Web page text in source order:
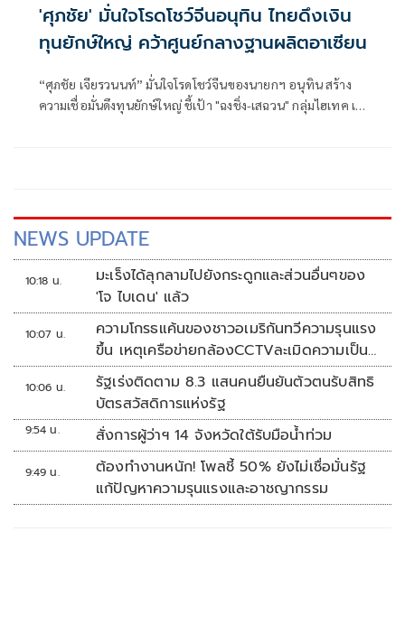
'ศุภชัย' มั่นใจโรดโชว์จีนอนุทิน ไทยดึงเงิน
ทุนยักษ์ใหญ่ คว้าศูนย์กลางฐานผลิตอาเซียน
“ศุภชัย เจียรวนนท์” มั่นใจโรดโชว์จีนของนายกฯ อนุทิน สร้าง
ความเชื่อมั่นดึงทุนยักษ์ใหญ่ ชี้เป้า "ฉงชิ่ง-เสฉวน" กลุ่มไฮเทค เซ
NEWS UPDATE
10:18 น.
มะเร็งได้ลุกลามไปยังกระดูกและส่วนอื่นๆของ
'โจ ไบเดน' แล้ว
10:07 น.
ความโกรธแค้นของชาวอเมริกันทวีความรุนแรง
ขึ้น เหตุเครือข่ายกล้องCCTVละเมิดความเป็น
ส่วนตัว
10:06 น.
รัฐเร่งติดตาม 8.3 แสนคนยืนยันตัวตนรับสิทธิ
บัตรสวัสดิการแห่งรัฐ
9:54 น. สั่งการผู้ว่าฯ 14 จังหวัดใต้รับมือน้ำท่วม
9:49 น.
ต้องทำงานหนัก! โพลชี้ 50% ยังไม่เชื่อมั่นรัฐ
แก้ปัญหาความรุนแรงและอาชญากรรม